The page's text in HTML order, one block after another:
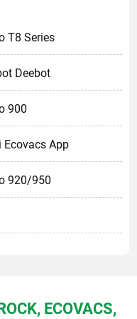
T8 Series
Deebot
900
Ecovacs App
920/950
ECOVACS,